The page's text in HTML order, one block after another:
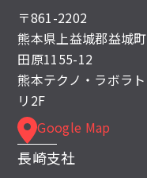
〒861-2202
熊本県上益城郡益城町
田原1155-12
熊本テクノ・ラボラト
リ2F
Google Map
長崎支社